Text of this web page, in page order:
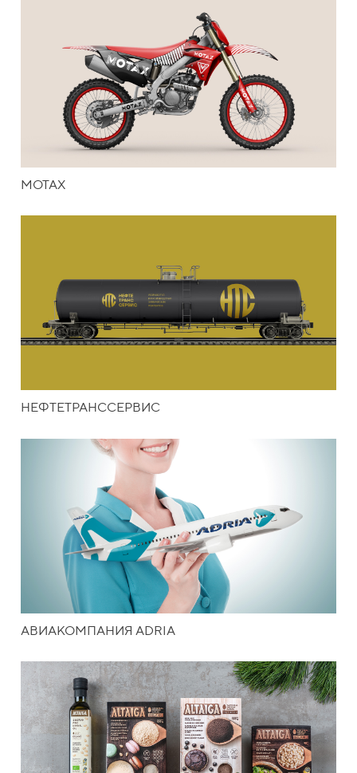
MOTAX
НЕФТЕТРАНССЕРВИС
АВИАКОМПАНИЯ ADRIA